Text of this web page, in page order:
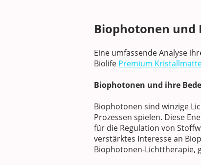
Biophotonen
Eine umfassende Analyse
Biolife Premium
Biophotonen und ihre
Biophotonen sind winzige
Prozessen spielen. Diese
für die Regulation von
verstärktes Interesse an
Biophotonen-Lichttherapie,